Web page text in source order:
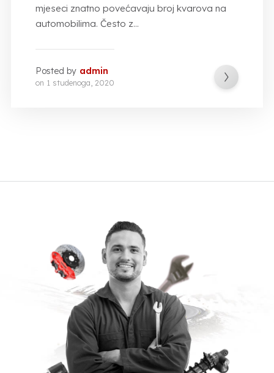
mjeseci znatno povećavaju broj kvarova na
automobilima. Često z...
Posted by admin
on 1 studenoga, 2020